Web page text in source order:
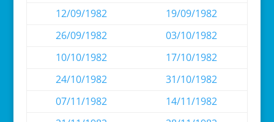
12/09/1982
19/09/1982
26/09/1982
03/10/1982
10/10/1982
17/10/1982
24/10/1982
31/10/1982
07/11/1982
14/11/1982